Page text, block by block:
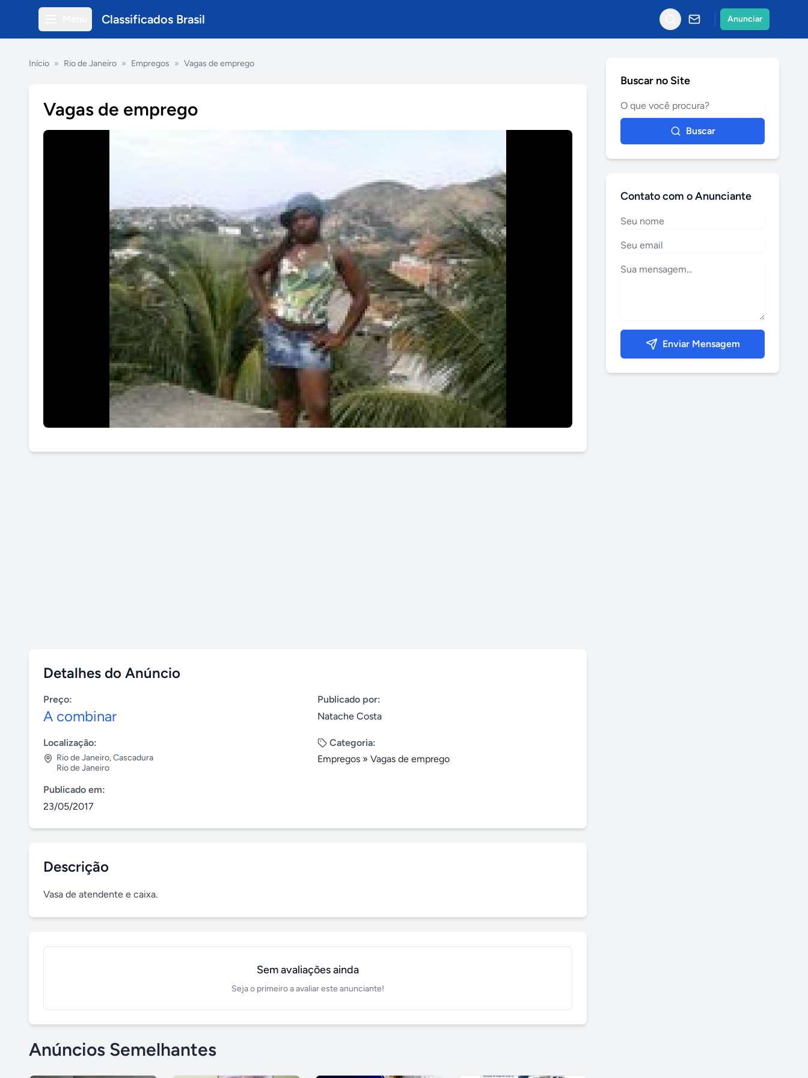
Classificados Brasil Anunciar
Início » Rio de Janeiro » Empregos » Vagas de emprego
Vagas de emprego
Detalhes do Anúncio
Preço:
A combinar
Publicado por:
Natache Costa
Localização:
Rio de Janeiro,Cascadura
Rio de Janeiro
Categoria:
Empregos » Vagas de emprego
Publicado em:
23/05/2017
Descrição
Vasa de atendente e caixa.
Sem avaliações ainda
Seja o primeiro a avaliar este anunciante!
Anúncios Semelhantes
Buscar no Site
Buscar
Contato com o Anunciante
Enviar Mensagem